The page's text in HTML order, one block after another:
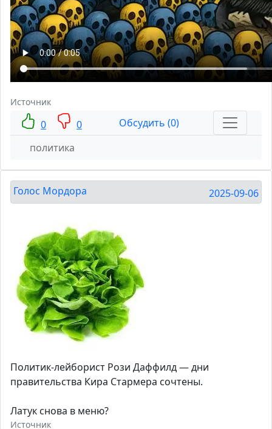
Источник
0 0
Обсудить (0)
политика
Голос Мордора 2025-09-06
Политик-лейборист Рози Даффилд — дни
правительства Кира Стармера сочтены.
Латук снова в меню?
Источник